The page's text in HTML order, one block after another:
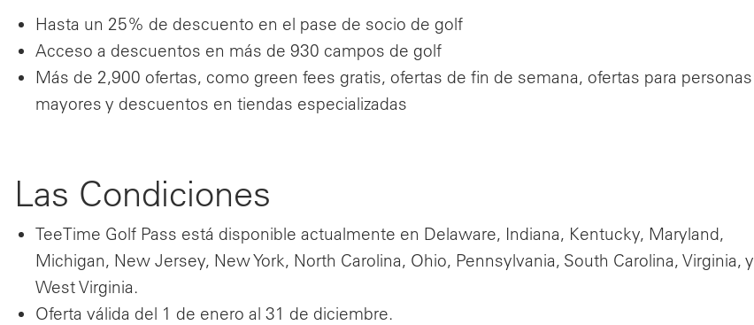
Hasta un 25% de descuento en el pase de socio de golf
Acceso a descuentos en más de 930 campos de golf
Más de 2,900 ofertas, como green fees gratis, ofertas de fin de semana, ofertas para personas
mayores y descuentos en tiendas especializadas
Las Condiciones
TeeTime Golf Pass está disponible actualmente en Delaware, Indiana, Kentucky, Maryland,
Michigan, New Jersey, New York, North Carolina, Ohio, Pennsylvania, South Carolina, Virginia, y
West Virginia.
Oferta válida del 1 de enero al 31 de diciembre.